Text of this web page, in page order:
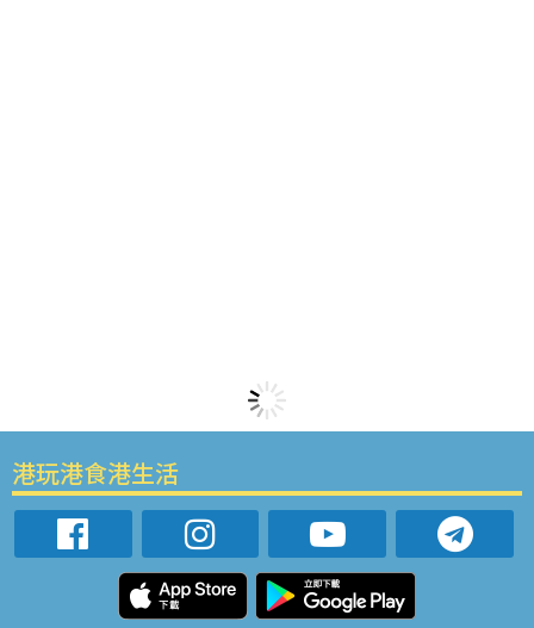
港玩港食港生活